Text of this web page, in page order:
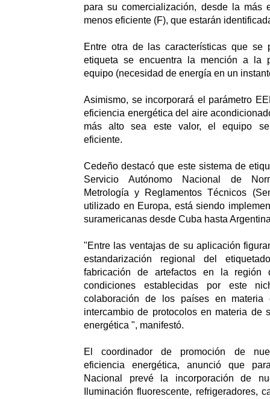
para su comercialización, desde la más
menos eficiente (F), que estarán
Entre otra de las características que se
etiqueta se encuentra la mención a la
equipo (necesidad de energía en un
Asimismo, se incorporará el parámetro
eficiencia energética del aire
más alto sea este valor, el equipo
eficiente.
Cedeño destacó que este sistema de
Servicio Autónomo Nacional de
Metrología y Reglamentos Técnicos
utilizado en Europa, está siendo
suramericanas desde Cuba hasta
"Entre las ventajas de su aplicación
estandarización regional del
fabricación de artefactos en la región
condiciones establecidas por este
colaboración de los países en
intercambio de protocolos en materia de
energética ", manifestó.
El coordinador de promoción de
eficiencia energética, anunció que
Nacional prevé la incorporación de
Iluminación fluorescente, refrigeradores,